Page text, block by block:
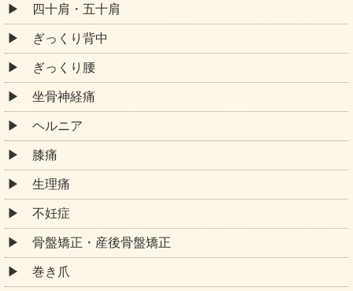
四十肩・五十肩
ぎっくり背中
ぎっくり腰
坐骨神経痛
ヘルニア
膝痛
生理痛
不妊症
骨盤矯正・産後骨盤矯正
巻き爪